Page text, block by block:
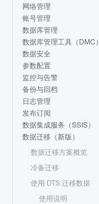
网络管理
账号管理
数据库管理
数据库管理工具（DMC）
数据安全
参数配置
监控与告警
备份与回档
日志管理
发布订阅
数据集成服务（SSIS）
数据迁移（新版）
数据迁移方案概览
冷备迁移
使用 DTS 迁移数据
使用说明